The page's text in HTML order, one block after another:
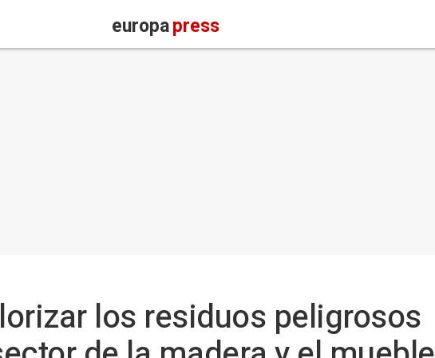
europapress
los residuos peligrosos